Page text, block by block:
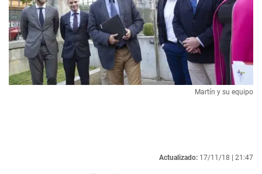
Martín y su equipo
Actualizado: 17/11/18 | 21:47